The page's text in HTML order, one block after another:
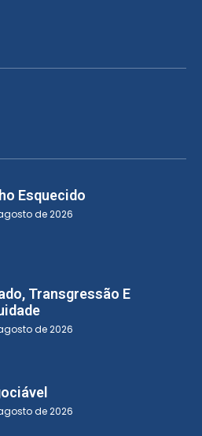
Esquecido
de 2026
Transgressão E
de 2026
de 2026